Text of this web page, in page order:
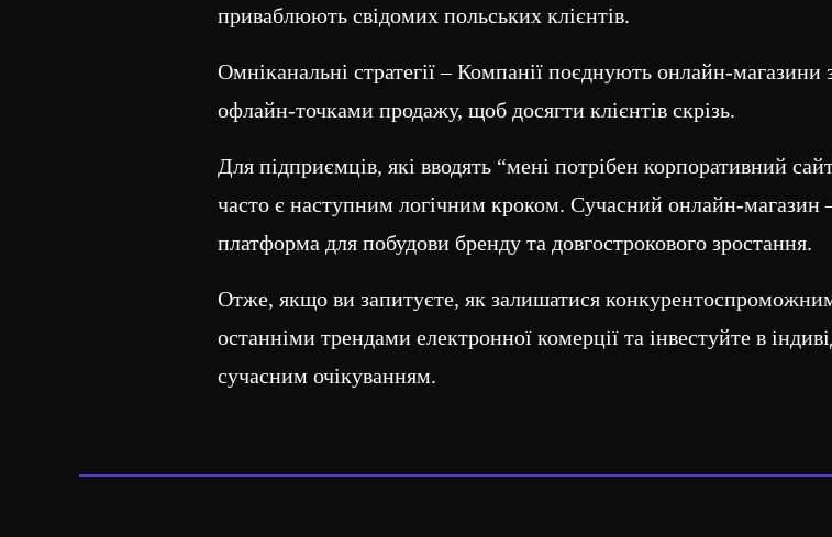
приваблюють свідомих польських клієнтів.
Омніканальні стратегії – Компанії поєднують онлайн-
офлайн-точками продажу, щоб досягти клієнтів скрізь.
Для підприємців, які вводять “мені потрібен корпоративний
часто є наступним логічним кроком. Сучасний онлайн-магазин
платформа для побудови бренду та довгострокового зростання.
Отже, якщо ви запитуєте, як залишатися
останніми трендами електронної комерції та інвестуйте в
сучасним очікуванням.